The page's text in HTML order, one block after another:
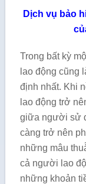
Dịch vụ bảo
Trong bất kỳ
lao động cũng
định nhất. Khi
lao động trở
giữa người sử
càng trở nên
những mâu
cả người lao
những khoản